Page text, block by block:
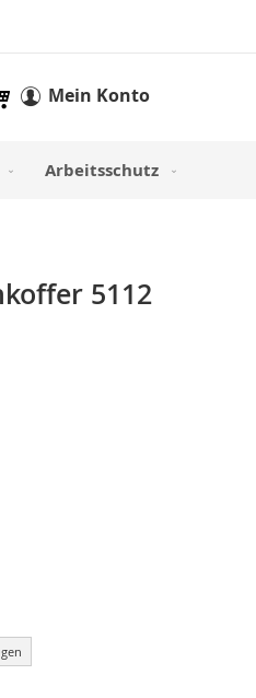
Mein Warenkorb
Mein Konto
Arbeitsschutz
5112